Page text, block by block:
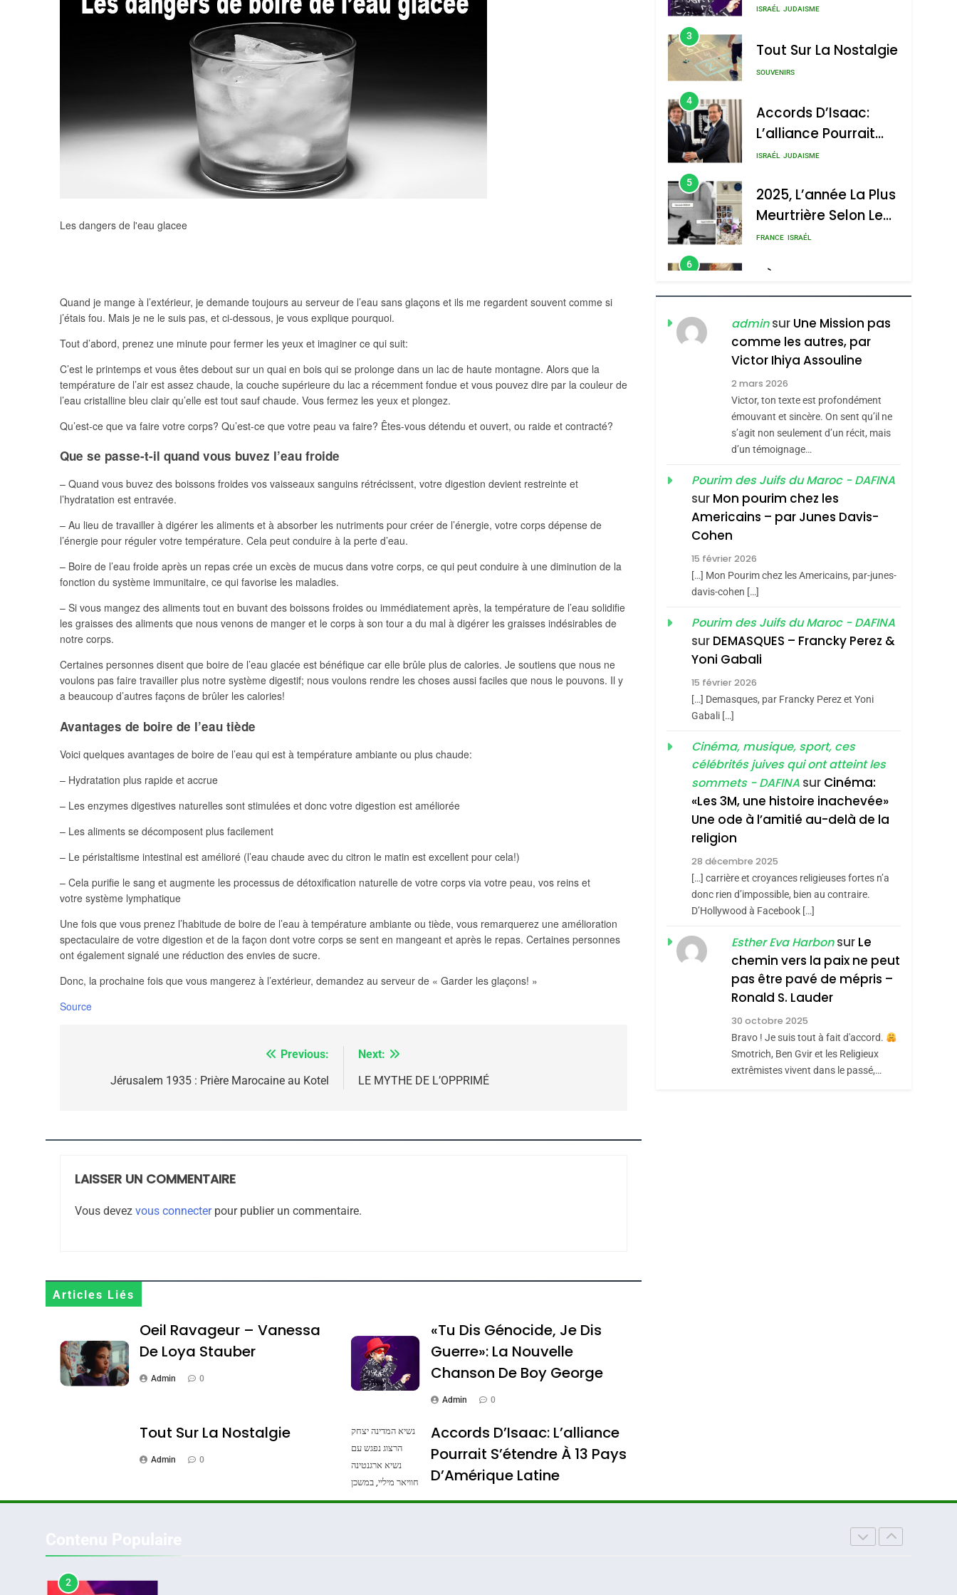
Les dangers de l'eau glacee
Quand je mange à l’extérieur, je demande toujours au serveur de l’eau sans glaçons et ils me regardent souvent comme si
j’étais fou. Mais je ne le suis pas, et ci-dessous, je vous explique pourquoi.
Tout d’abord, prenez une minute pour fermer les yeux et imaginer ce qui suit:
C’est le printemps et vous êtes debout sur un quai en bois qui se prolonge dans un lac de haute montagne. Alors que la
température de l’air est assez chaude, la couche supérieure du lac a récemment fondue et vous pouvez dire par la couleur de
l’eau cristalline bleu clair qu’elle est tout sauf chaude. Vous fermez les yeux et plongez.
Qu’est-ce que va faire votre corps? Qu’est-ce que votre peau va faire? Êtes-vous détendu et ouvert, ou raide et contracté?
Que se passe-t-il quand vous buvez l’eau froide
– Quand vous buvez des boissons froides vos vaisseaux sanguins rétrécissent, votre digestion devient restreinte et
l’hydratation est entravée.
– Au lieu de travailler à digérer les aliments et à absorber les nutriments pour créer de l’énergie, votre corps dépense de
l’énergie pour réguler votre température. Cela peut conduire à la perte d’eau.
– Boire de l’eau froide après un repas crée un excès de mucus dans votre corps, ce qui peut conduire à une diminution de la
fonction du système immunitaire, ce qui favorise les maladies.
– Si vous mangez des aliments tout en buvant des boissons froides ou immédiatement après, la température de l’eau solidifie
les graisses des aliments que nous venons de manger et le corps à son tour a du mal à digérer les graisses indésirables de
notre corps.
Certaines personnes disent que boire de l’eau glacée est bénéfique car elle brûle plus de calories. Je soutiens que nous ne
voulons pas faire travailler plus notre système digestif; nous voulons rendre les choses aussi faciles que nous le pouvons. Il y
a beaucoup d’autres façons de brûler les calories!
Avantages de boire de l’eau tiède
Voici quelques avantages de boire de l’eau qui est à température ambiante ou plus chaude:
– Hydratation plus rapide et accrue
– Les enzymes digestives naturelles sont stimulées et donc votre digestion est améliorée
– Les aliments se décomposent plus facilement
– Le péristaltisme intestinal est amélioré (l’eau chaude avec du citron le matin est excellent pour cela!)
– Cela purifie le sang et augmente les processus de détoxification naturelle de votre corps via votre peau, vos reins et
votre système lymphatique
Une fois que vous prenez l’habitude de boire de l’eau à température ambiante ou tiède, vous remarquerez une amélioration
spectaculaire de votre digestion et de la façon dont votre corps se sent en mangeant et après le repas. Certaines personnes
ont également signalé une réduction des envies de sucre.
Donc, la prochaine fois que vous mangerez à l’extérieur, demandez au serveur de « Garder les glaçons! »
Source
Previous:
Jérusalem 1935 : Prière Marocaine au Kotel
Next:
LE MYTHE DE L’OPPRIMÉ
LAISSER UN COMMENTAIRE
Vous devez vous connecterpour publier un commentaire.
Articles Liés
Oeil Ravageur – Vanessa
De Loya Stauber
Admin 0
«Tu Dis Génocide, Je Dis
Guerre»: La Nouvelle
Chanson De Boy George
Admin 0
Tout Sur La Nostalgie
Admin 0
נשיא המדינה יצחק
הרצוג נפגש עם
נשיא ארגנטינה
חוויאר מיליי, במשכן
הנשיא בירושלים.
Accords D’Isaac: L’alliance
Pourrait S’étendre À 13 Pays
D’Amérique Latine
Admin 0
Nouvelle Chanson De
ISRAÉL JUDAISME
3
Tout Sur La Nostalgie
SOUVENIRS
4
Accords D’Isaac:
L’alliance Pourrait
S’étendre À 13 Pays
ISRAÉL JUDAISME
5
2025, L’année La Plus
Meurtrière Selon Le
Rapport D’ADL
FRANCE ISRAÉL
6
FIÈRE, DIGNE ET
RÉSILIENTE :
POURQUOI JE
REVENDIQUE MA
JUDAÏTE Par Thérèse
Zrihen-Dvir
ISRAÉL JUDAISME
CE QUI NOUS
MANQUE – Jacques
Hadida
JUDAISME
Maroc : Les Amandes
De Tafraout, Le Miel
De Tadla Azilal
Consacrés Produits
Du Terroir
DAFINA MAROC
Oeil Ravageur –
2
Dis Guerre»: La
Nouvelle Chanson De
Boy George
ISRAÉL JUDAISME
Accords D’Isaac:
L’alliance Pourrait
S’étendre À 13 Pays
D’Amérique Latine
ISRAÉL JUDAISME
5
Meurtrière Selon Le
Rapport D’ADL
Contre
L’antisémitisme
FRANCE ISRAÉL
FIÈRE, DIGNE ET
RÉSILIENTE :
POURQUOI JE
REVENDIQUE MA
JUDAÏTE Par Thérèse
Zrihen-Dvir
ISRAÉL JUDAISME
CE QUI NOUS
MANQUE – Jacques
Hadida
JUDAISME
Maroc : Les Amandes
adminsur Une Mission pas
comme les autres, par
Victor Ihiya Assouline
2 mars 2026
Victor, ton texte est profondément
émouvant et sincère. On sent qu’il ne
s’agit non seulement d’un récit, mais
d’un témoignage…
Pourim des Juifs du Maroc - DAFINA
sur Mon pourim chez les
Americains – par Junes Davis-
Cohen
15 février 2026
[…] Mon Pourim chez les Americains, par-junes-
davis-cohen […]
Pourim des Juifs du Maroc - DAFINA
sur DEMASQUES – Francky Perez &
Yoni Gabali
15 février 2026
[…] Demasques, par Francky Perez et Yoni
Gabali […]
Cinéma, musique, sport, ces
célébrités juives qui ont atteint les
sommets - DAFINA sur Cinéma:
«Les 3M, une histoire inachevée»
Une ode à l’amitié au-delà de la
religion
28 décembre 2025
[…] carrière et croyances religieuses fortes n’a
donc rien d’impossible, bien au contraire.
D’Hollywood à Facebook […]
Esther Eva Harbonsur Le
chemin vers la paix ne peut
pas être pavé de mépris –
Ronald S. Lauder
30 octobre 2025
Bravo ! Je suis tout à fait d'accord.
Smotrich, Ben Gvir et les Religieux
extrêmistes vivent dans le passé,…
5
2025, L’année La Plus Meurtrière Selon Le Rapport D’ADL Contre L’antisémitisme
FRANCE ISRAÉL
FIÈRE, DIGNE ET RÉSILIENTE : POURQUOI JE REVENDIQUE MA JUDAÏTE Par Thérèse Zrihen-
Dvir
ISRAÉL JUDAISME
7
CE QUI NOUS MANQUE – Jacques Hadida
Terroir
Oeil Ravageur – Vanessa De Loya Stauber
2